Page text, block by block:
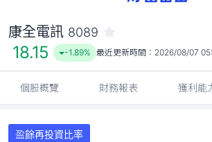
康全電訊 8089
18.15 -1.89% 最近更新時間： 2026/08/07
個股概覽 財務報表 獲利能
盈餘再投資比率